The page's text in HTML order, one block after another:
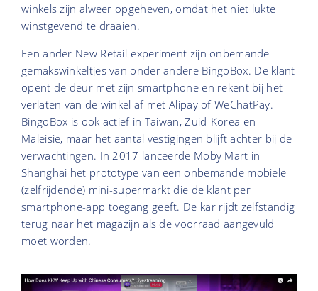
winkels zijn alweer opgeheven, omdat het niet lukte
winstgevend te draaien.
Een ander New Retail-experiment zijn onbemande
gemakswinkeltjes van onder andere BingoBox. De klant
opent de deur met zijn smartphone en rekent bij het
verlaten van de winkel af met Alipay of WeChatPay.
BingoBox is ook actief in Taiwan, Zuid-Korea en
Maleisië, maar het aantal vestigingen blijft achter bij de
verwachtingen. In 2017 lanceerde Moby Mart in
Shanghai het prototype van een onbemande mobiele
(zelfrijdende) mini-supermarkt die de klant per
smartphone-app toegang geeft. De kar rijdt zelfstandig
terug naar het magazijn als de voorraad aangevuld
moet worden.